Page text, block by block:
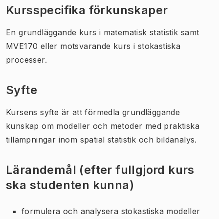
Kursspecifika förkunskaper
En grundläggande kurs i matematisk statistik samt
MVE170 eller motsvarande kurs i stokastiska
processer.
Syfte
Kursens syfte är att förmedla grundläggande
kunskap om modeller och metoder med praktiska
tillämpningar inom spatial statistik och bildanalys.
Lärandemål (efter fullgjord kurs
ska studenten kunna)
formulera och analysera stokastiska modeller